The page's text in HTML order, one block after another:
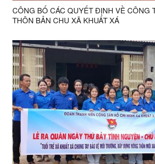
CÔNG BỐ CÁC QUYẾT ĐỊNH VỀ CÔNG TÁC
THÔN BẢN CHU XÃ KHUẤT XÁ